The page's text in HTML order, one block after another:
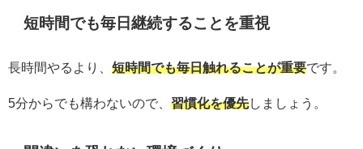
短時間でも毎日継続することを重視
長時間やるより、 短時間でも毎日触れることが重要です。
5分からでも構わないので、 習慣化を優先しましょう。